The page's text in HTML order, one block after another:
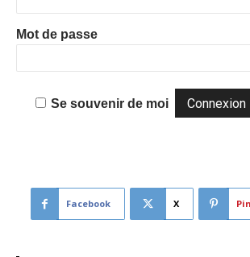
Mot de passe
Se souvenir de moi
Facebook X